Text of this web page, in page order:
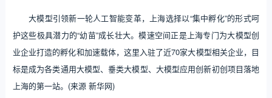
大模型引领新一轮人工智能变革，上海选择以“集中孵化”的形式呵
护这些极具潜力的“幼苗”成长壮大。模速空间正是上海专门为大模型创
业企业打造的孵化和加速载体，这里入驻了近70家大模型相关企业，目
标是成为各类通用大模型、垂类大模型、大模型应用创新初创项目落地
上海的第一站。(来源 新华网)